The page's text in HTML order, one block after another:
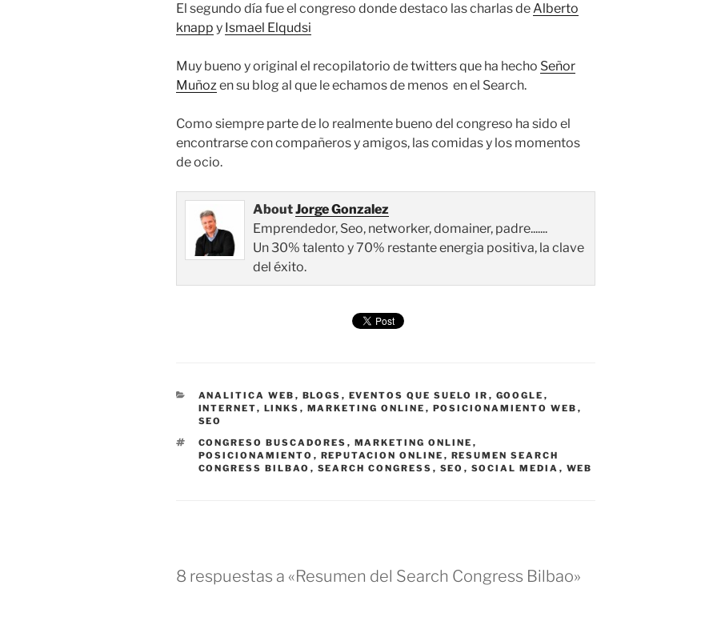
El segundo día fue el congreso donde destaco las charlas deAlberto
knapp y Ismael Elqudsi
Muy bueno y original el recopilatorio de twitters que ha hecho Señor
Muñozen su blog al que le echamos de menos en el Search.
Como siempre parte de lo realmente bueno del congreso ha sido el
encontrarse con compañeros y amigos, las comidas y los momentos
de ocio.
AboutJorge Gonzalez
Emprendedor, Seo, networker, domainer, padre.......
Un 30% talento y 70% restante energia positiva, la clave
del éxito.
CATEGORÍAS
ANALITICA WEB , BLOGS , EVENTOS QUE SUELO IR , GOOGLE ,
INTERNET, LINKS , MARKETING ONLINE , POSICIONAMIENTO WEB ,
SEO
ETIQUETAS
CONGRESO BUSCADORES , MARKETING ONLINE ,
POSICIONAMIENTO , REPUTACION ONLINE , RESUMEN SEARCH
CONGRESS BILBAO , SEARCH CONGRESS , SEO , SOCIAL MEDIA , WEB
8 respuestas a «Resumen del Search Congress Bilbao»